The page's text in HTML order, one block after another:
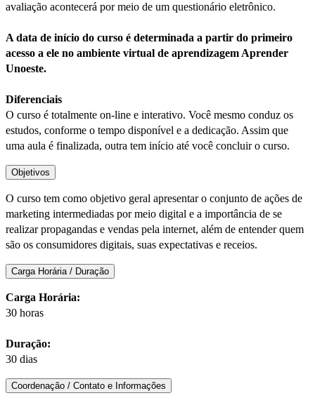
avaliação acontecerá por meio de um questionário eletrônico.
A data de início do curso é determinada a partir do primeiro
acesso a ele no ambiente virtual de aprendizagem Aprender
Unoeste.
Diferenciais
O curso é totalmente on-line e interativo. Você mesmo conduz os
estudos, conforme o tempo disponível e a dedicação. Assim que
uma aula é finalizada, outra tem início até você concluir o curso.
Objetivos
O curso tem como objetivo geral apresentar o conjunto de ações de
marketing intermediadas por meio digital e a importância de se
realizar propagandas e vendas pela internet, além de entender quem
são os consumidores digitais, suas expectativas e receios.
Carga Horária / Duração
Carga Horária:
30 horas
Duração:
30 dias
Coordenação / Contato e Informações